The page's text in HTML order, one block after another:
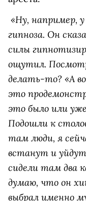
«Ну, например,
гипноза. Он
силы
ощутил.
делать-то? «А
это
это было или
Подошли к
там люди, я
встанут и
сидели там два
думаю, что он
выбрал именно